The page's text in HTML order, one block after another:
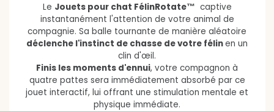
Le Jouets pour chat FélinRotate™ captive
instantanément l'attention de votre animal de
compagnie. Sa balle tournante de manière aléatoire
déclenche l'instinct de chasse de votre félinen un
clin d'œil.
Finis les moments d'ennui, votre compagnon à
quatre pattes sera immédiatement absorbé par ce
jouet interactif, lui offrant une stimulation mentale et
physique immédiate.